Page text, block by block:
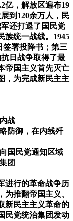
亿，解放区遍布19
到120余万人，民
还打退了国民党
族统一战线。1945
签署投降书；第三
日战争取得了最
帝国主义首先灭亡
，为完成新民主主
战
防御，在内线歼
国民党通知区域
团
进行的革命战争历
为推翻帝国主义、
新民主主义革命的
民党统治集团发动